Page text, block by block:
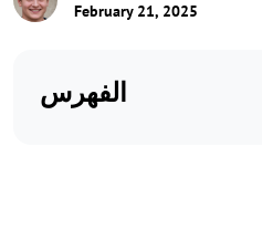
February 21, 2025
الفهرس